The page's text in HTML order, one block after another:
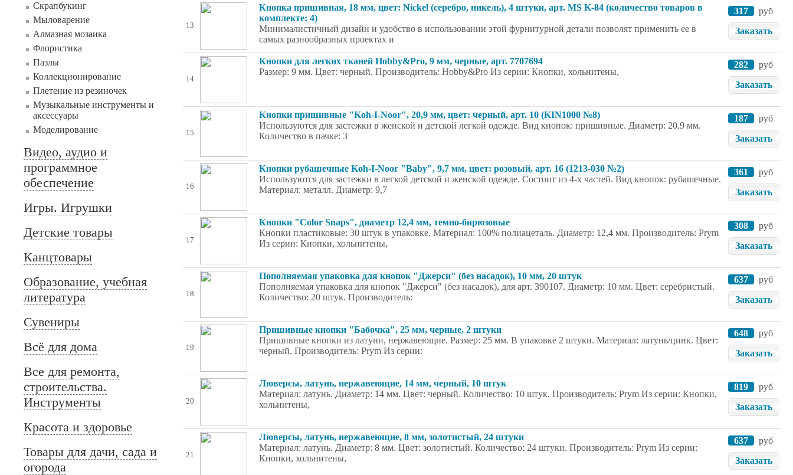
Скрапбукинг
Мыловарение
Алмазная мозаика
Флористика
Пазлы
Коллекционирование
Плетение из резиночек
Музыкальные инструменты и
аксессуары
Моделирование
Видео, аудио и
программное
обеспечение
Игры. Игрушки
Детские товары
Канцтовары
Образование, учебная
литература
Сувениры
Всё для дома
Все для ремонта,
строительства.
Инструменты
Красота и здоровье
Товары для дачи, сада и
огорода
13
Кнопка пришивная, 18 мм, цвет: Nickel (серебро, никель), 4 штуки, арт. MS K-84 (количество товаров в
комплекте: 4)
Минималистичный дизайн и удобство в использовании этой фурнитурной детали позволят применить ее в
самых разнообразных проектах и
317
руб
Заказать
14
Кнопки для легких тканей Hobby&Pro, 9 мм, черные, арт. 7707694
Размер: 9 мм. Цвет: черный. Производитель: Hobby&Pro Из серии: Кнопки, хольнитены,
282
руб
Заказать
15
Кнопки пришивные "Koh-I-Noor", 20,9 мм, цвет: черный, арт. 10 (KIN1000 №8)
Используются для застежки в женской и детской легкой одежде. Вид кнопок: пришивные. Диаметр: 20,9 мм.
Количество в пачке: 3
187
руб
Заказать
16
Кнопки рубашечные Koh-I-Noor "Baby", 9,7 мм, цвет: розовый, арт. 16 (1213-030 №2)
Используются для застежки в легкой детской и женской одежде. Состоит из 4-х частей. Вид кнопок: рубашечные.
Материал: металл. Диаметр: 9,7
361
руб
Заказать
17
Кнопки "Color Snaps", диаметр 12,4 мм, темно-бирюзовые
Кнопки пластиковые: 30 штук в упаковке. Материал: 100% полиацеталь. Диаметр: 12,4 мм. Производитель: Prym
Из серии: Кнопки, хольнитены,
308
руб
Заказать
18
Пополняемая упаковка для кнопок "Джерси" (без насадок), 10 мм, 20 штук
Пополняемая упаковка для кнопок "Джерси" (без насадок), для арт. 390107. Диаметр: 10 мм. Цвет: серебристый.
Количество: 20 штук. Производитель:
637
руб
Заказать
19
Пришивные кнопки "Бабочка", 25 мм, черные, 2 штуки
Пришивные кнопки из латуни, нержавеющие. Размер: 25 мм. В упаковке 2 штуки. Материал: латунь/цинк. Цвет:
черный. Производитель: Prym Из серии:
648
руб
Заказать
20
Люверсы, латунь, нержавеющие, 14 мм, черный, 10 штук
Материал: латунь. Диаметр: 14 мм. Цвет: черный. Количество: 10 штук. Производитель: Prym Из серии: Кнопки,
хольнитены,
819
руб
Заказать
21
Люверсы, латунь, нержавеющие, 8 мм, золотистый, 24 штуки
Материал: латунь. Диаметр: 8 мм. Цвет: золотистый. Количество: 24 штуки. Производитель: Prym Из серии:
Кнопки, хольнитены,
637
руб
Заказать